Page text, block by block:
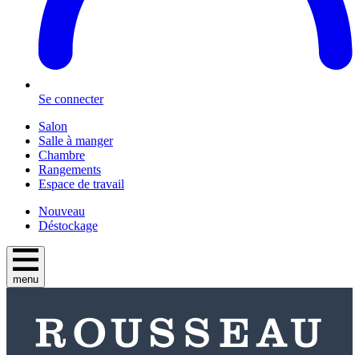
Se connecter
Salon
Salle à manger
Chambre
Rangements
Espace de travail
Nouveau
Déstockage
menu